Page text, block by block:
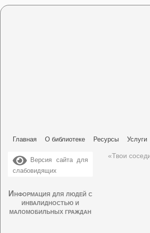
Главная О библиотеке Ресурсы Услуги
Версия сайта для
слабовидящих
Информация для людей с
инвалидностью и
маломобильных граждан
«Твои